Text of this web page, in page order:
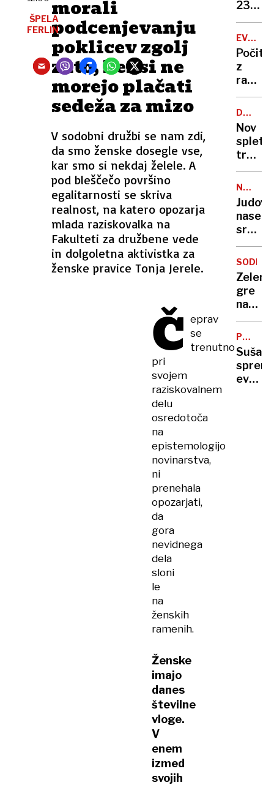
morali
podcenjevanju
poklicev zgolj
zato, ker si ne
morejo plačati
sedeža za mizo
V sodobni družbi se nam zdi,
da smo ženske dosegle vse,
kar smo si nekdaj želele. A
pod bleščečo površino
egalitarnosti se skriva
realnost, na katero opozarja
mlada raziskovalka na
Fakulteti za družbene vede
in dolgoletna aktivistka za
ženske pravice Tonja Jerele.
ŠPELA
FERLIN
Č eprav
se
trenutno
pri
svojem
raziskovalnem
delu
osredotoča
na
epistemologijo
novinarstva,
ni
prenehala
opozarjati,
da
gora
nevidnega
dela
sloni
le
na
ženskih
ramenih.
Ženske
imajo
danes
številne
vloge.
V
enem
izmed
svojih
zapor
bo
treba
236
v
štirih
EVROPA
GORI
z
na
požar:
poletni
požari
vse
hujši?
Nov
spletni
trend
skrbi
slog
sredi
noči
požgali
vas
na
bregu,
več
gre
na
obisk
k
Vučiću:
"To
je za
Ruse
Suša